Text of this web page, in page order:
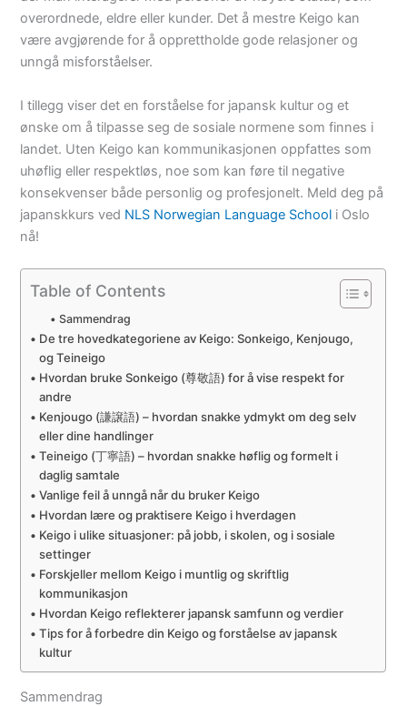
overordnede, eldre eller kunder. Det å mestre Keigo kan
være avgjørende for å opprettholde gode relasjoner og
unngå misforståelser.
I tillegg viser det en forståelse for japansk kultur og et
ønske om å tilpasse seg de sosiale normene som finnes i
landet. Uten Keigo kan kommunikasjonen oppfattes som
uhøflig eller respektløs, noe som kan føre til negative
konsekvenser både personlig og profesjonelt. Meld deg på
japanskkurs ved NLS Norwegian Language School i Oslo
nå!
Table of Contents
Sammendrag
De tre hovedkategoriene av Keigo: Sonkeigo, Kenjougo,
og Teineigo
Hvordan bruke Sonkeigo (尊敬語) for å vise respekt for
andre
Kenjougo (謙譲語) – hvordan snakke ydmykt om deg selv
eller dine handlinger
Teineigo (丁寧語) – hvordan snakke høflig og formelt i
daglig samtale
Vanlige feil å unngå når du bruker Keigo
Hvordan lære og praktisere Keigo i hverdagen
Keigo i ulike situasjoner: på jobb, i skolen, og i sosiale
settinger
Forskjeller mellom Keigo i muntlig og skriftlig
kommunikasjon
Hvordan Keigo reflekterer japansk samfunn og verdier
Tips for å forbedre din Keigo og forståelse av japansk
kultur
Sammendrag